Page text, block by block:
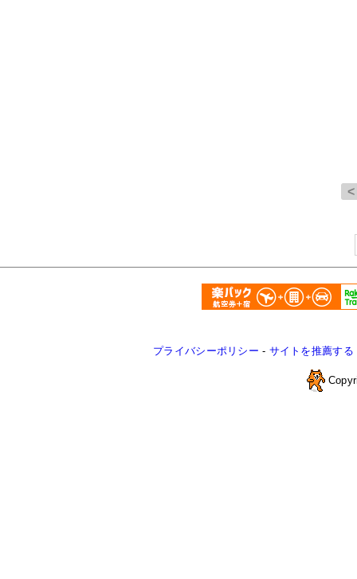
プライバシーポリシー - サイトを推薦する